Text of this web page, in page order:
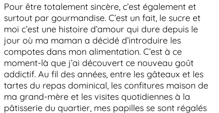
Pour être totalement sincère, c’est également et
surtout par gourmandise. C’est un fait, le sucre et
moi c’est une histoire d’amour qui dure depuis le
jour où ma maman a décidé d’introduire les
compotes dans mon alimentation. C’est à ce
moment-là que j’ai découvert ce nouveau goût
addictif. Au fil des années, entre les gâteaux et les
tartes du repas dominical, les confitures maison de
ma grand-mère et les visites quotidiennes à la
pâtisserie du quartier, mes papilles se sont régalés